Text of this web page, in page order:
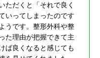
ただくと「それで良く
いってしまったのです
うです。整形外科や整
た理由が把握できて主
ば良くなると感じても